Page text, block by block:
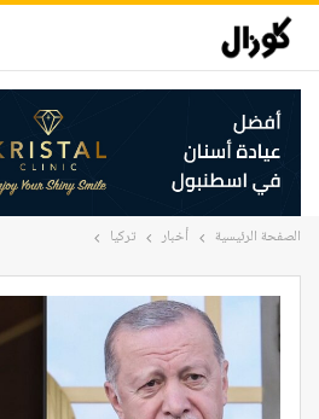
الصفحة الرئيسية أخبار تركيا